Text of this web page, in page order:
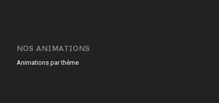
NOS ANIMATIONS
Animations par thème